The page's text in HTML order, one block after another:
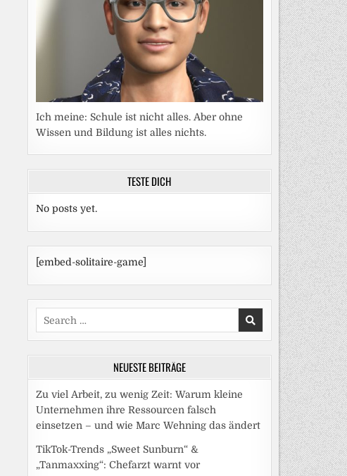
Ich meine: Schule ist nicht alles. Aber ohne
Wissen und Bildung ist alles nichts.
TESTE DICH
No posts yet.
[embed-solitaire-game]
Search
for:
NEUESTE BEITRÄGE
Zu viel Arbeit, zu wenig Zeit: Warum kleine
Unternehmen ihre Ressourcen falsch
einsetzen – und wie Marc Wehning das ändert
TikTok-Trends „Sweet Sunburn“ &
„Tanmaxxing“: Chefarzt warnt vor